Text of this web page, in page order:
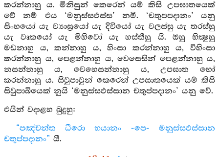
කරන්නාහු ය. මිනිසුන් කෙරෙන් යම් කිසි උපඝාතයෙක්
වේ නම් එය ‘මනුස්සඵස්ස’ නමි. ‘චතුපපදානං’ යනු
සිංහයෝ යැ ව්‍යාඝ්‍රයෝ යැ දිවියෝ යැ වලස්සු යැ තරස්හු
යැ වෘකයෝ යැ මිහිවෝ යැ හස්තීහු යි. ඔහු භික්‍ෂුහු
මඩනාහු ය, කන්නාහු ය, හිංසා කරන්නාහු ය, විහිංසා
කරන්නාහු ය, පෙළන්නාහු ය, වෙසෙසින් පෙළන්නාහු ය,
නසන්නාහු ය, වෙහෙසන්නාහු ය, උපඝාත හෝ
කරන්නාහු ය. සිවුපාවුන් කෙරෙන් උපඝාතයෙක් යම් කිසි
සිවුපාබියෙක් නුයි ‘මනුස්සඵස්සාන චතුප්පදානං’ යනු වේ.
එයින් වදාළහ බුදුහු:
“පඤ්චන්ත ධීරො භයානං -පෙ- මනුස්සඵස්සාන
චතුප්පදානං” යී.